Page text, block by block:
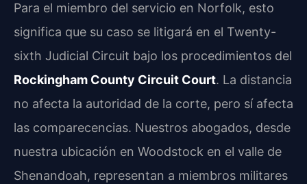
Para el miembro del servicio en Norfolk, esto
significa que su caso se litigará en el Twenty-
sixth Judicial Circuit bajo los procedimientos del
Rockingham County Circuit Court. La distancia
no afecta la autoridad de la corte, pero sí afecta
las comparecencias. Nuestros abogados, desde
nuestra ubicación en Woodstock en el valle de
Shenandoah, representan a miembros militares